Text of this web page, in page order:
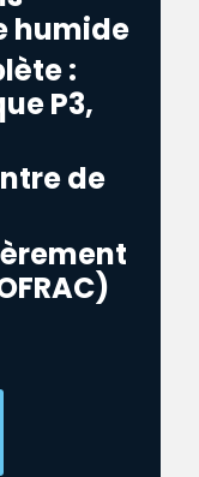
humide
:
P3,
de